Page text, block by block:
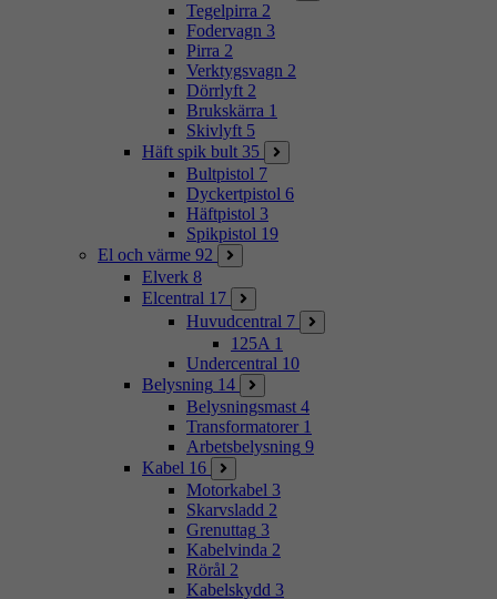
Tegelpirra 2
Fodervagn 3
Pirra 2
Verktygsvagn 2
Dörrlyft 2
Brukskärra 1
Skivlyft 5
Häft spik bult 35
Bultpistol 7
Dyckertpistol 6
Häftpistol 3
Spikpistol 19
El och värme 92
Elverk 8
Elcentral 17
Huvudcentral 7
125A 1
Undercentral 10
Belysning 14
Belysningsmast 4
Transformatorer 1
Arbetsbelysning 9
Kabel 16
Motorkabel 3
Skarvsladd 2
Grenuttag 3
Kabelvinda 2
Rörål 2
Kabelskydd 3